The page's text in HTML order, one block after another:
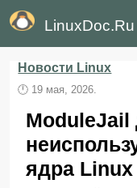
LinuxDoc.Ru
Новости Linux
🕛 19 мая, 2026.
ModuleJail
ядра Linux